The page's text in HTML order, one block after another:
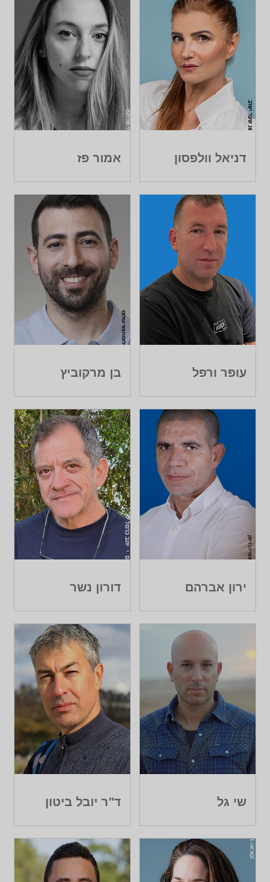
דניאל וולפסון אמור פז
עופר ורפל בן מרקוביץ
ירון אברהם דורון נשר
שי גל ד"ר יובל ביטון